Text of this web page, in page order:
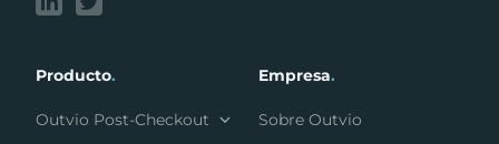
Producto.
Outvio Post-Checkout
Empresa.
Sobre Outvio